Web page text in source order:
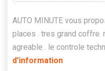
AUTO MINUTE vous
places . tres grand coffre.
agreable . le controle
d'information